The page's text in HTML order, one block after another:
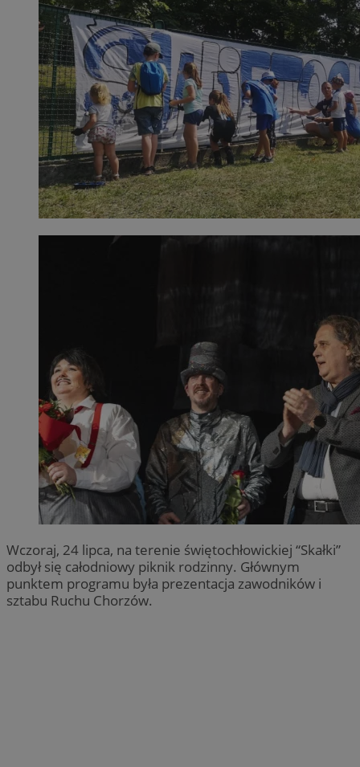
Wczoraj, 24 lipca, na terenie świętochłowickiej “Skałki”
odbył się całodniowy piknik rodzinny. Głównym
punktem programu była prezentacja zawodników i
sztabu Ruchu Chorzów.